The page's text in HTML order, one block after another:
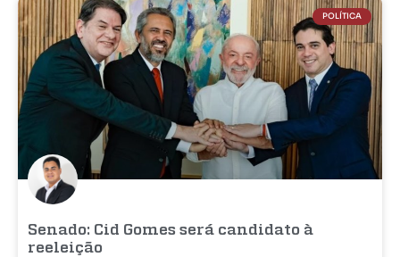
POLÍTICA
Senado: Cid Gomes será candidato à
reeleição